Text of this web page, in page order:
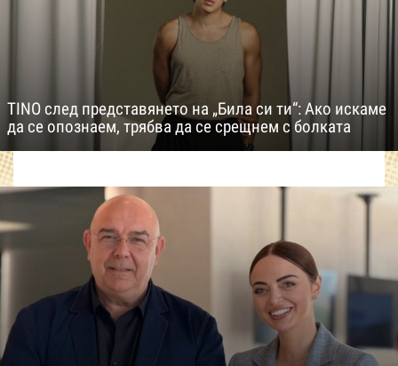
TINO след представянето на „Била си ти“: Ако искаме
да се опознаем, трябва да се срещнем с болката